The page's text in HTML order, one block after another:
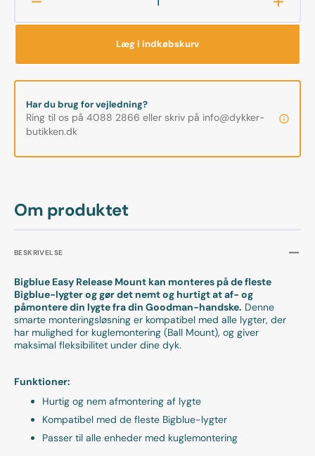
Om produktet
BESKRIVELSE
Bigblue Easy Release Mount kan monteres på de fleste
Bigblue-lygter og gør det nemt og hurtigt at af- og
påmontere din lygte fra din Goodman-handske. Denne
smarte monteringsløsning er kompatibel med alle lygter, der
har mulighed for kuglemontering (Ball Mount), og giver
maksimal fleksibilitet under dine dyk.
Funktioner:
Hurtig og nem afmontering af lygte
Kompatibel med de fleste Bigblue-lygter
Passer til alle enheder med kuglemontering
antallet
-
Easy
mount
Øg
-
Easy
mount
Læg i indkøbskurv
Har du brug for vejledning?
Ring til os på 4088 2866 eller skriv på info@dykker-
butikken.dk